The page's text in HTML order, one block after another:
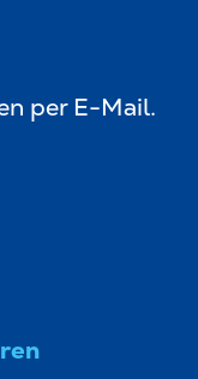
per E-Mail.